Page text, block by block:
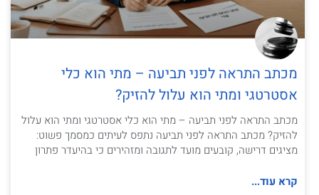
מכתב התראה לפני תביעה – מתי הוא כלי
אסטרטגי ומתי הוא עלול להזיק?
מכתב התראה לפני תביעה – מתי הוא כלי אסטרטגי ומתי הוא עלול
להזיק? מכתב התראה לפני תביעה נתפס לעיתים כמסמך פשוט:
מציגים דרישה, קובעים מועד לתגובה ומזהירים כי בהיעדר פתרון
קרא עוד...